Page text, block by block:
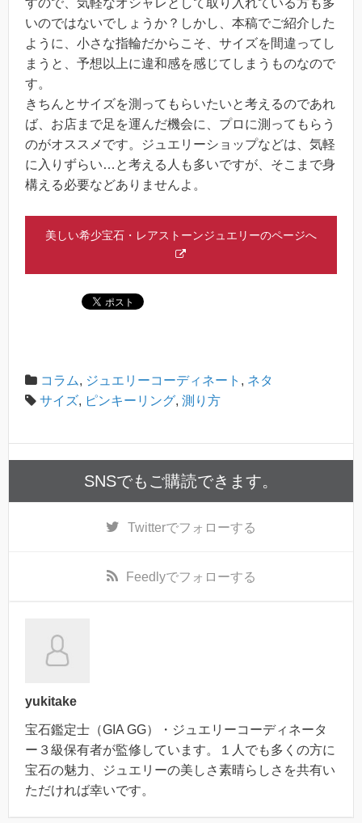
すので、気軽なオシャレとして取り入れている方も多
いのではないでしょうか？しかし、本稿でご紹介した
ように、小さな指輪だからこそ、サイズを間違ってし
まうと、予想以上に違和感を感じてしまうものなので
す。
きちんとサイズを測ってもらいたいと考えるのであれ
ば、お店まで足を運んだ機会に、プロに測ってもらう
のがオススメです。ジュエリーショップなどは、気軽
に入りずらい…と考える人も多いですが、そこまで身
構える必要などありませんよ。
美しい希少宝石・レアストーンジュエリーのページへ
コラム, ジュエリーコーディネート , ネタ
サイズ, ピンキーリング, 測り方
SNSでもご購読できます。
Twitterでフォローする
Feedlyでフォローする
yukitake
宝石鑑定士（GIA GG）・ジュエリーコーディネータ
ー３級保有者が監修しています。１人でも多くの方に
宝石の魅力、ジュエリーの美しさ素晴らしさを共有い
ただければ幸いです。